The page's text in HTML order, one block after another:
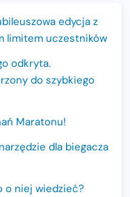
edycja z
limitem uczestników
odkryta.
do szybkiego
Maratonu!
dla biegacza
o niej wiedzieć?